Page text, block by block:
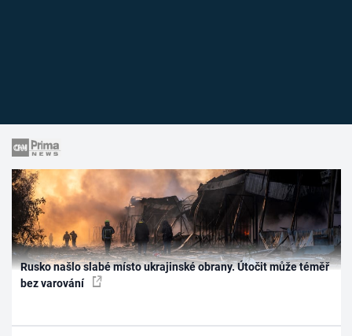
Rusko našlo slabé místo ukrajinské obrany. Útočit může téměř
bez varování